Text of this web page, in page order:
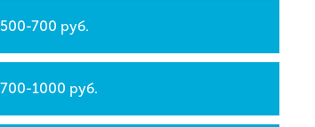
500-700 руб.
700-1000 руб.